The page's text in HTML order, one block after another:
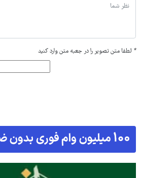
* لطفا متن تصویر را در جعبه متن وارد کنید